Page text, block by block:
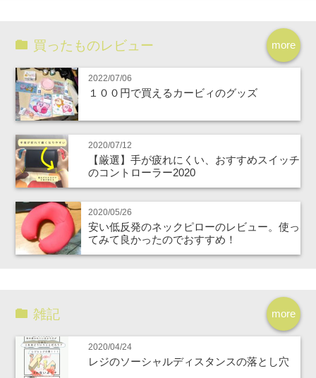
more
買ったものレビュー
2022/07/06
１００円で買えるカービィのグッズ
2020/07/12
【厳選】手が疲れにくい、おすすめスイッチ
のコントローラー2020
2020/05/26
安い低反発のネックピローのレビュー。使っ
てみて良かったのでおすすめ！
more
雑記
2020/04/24
レジのソーシャルディスタンスの落とし穴